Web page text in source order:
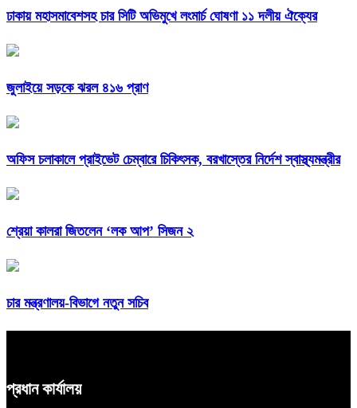
ঢাকায় মহাসমাবেশসহ চার সিটি অভিমুখে লংমার্চ ঘোষণা ১১ দলীয় ঐক্যের
জুলাইয়ে সড়কে ঝরল ৪১৬ প্রাণ
অফিস চলাকালে প্রাইভেট চেম্বারে চিকিৎসক, বরখাস্তের নির্দেশ স্বাস্থ্যমন্ত্রীর
শ্রেয়া কালরা জিতলেন ‘লক আপ’ সিজন ২
চার মন্ত্রণালয়-বিভাগে নতুন সচিব
প্রধান কার্যালয়